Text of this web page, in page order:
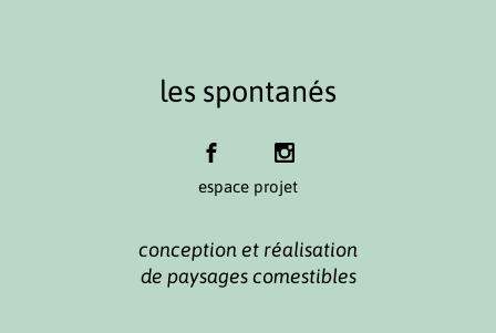
les spontanés
espace projet
conception et réalisation
de paysages comestibles